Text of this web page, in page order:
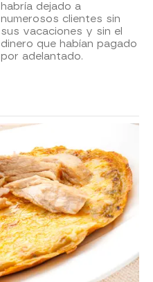
habría dejado a
numerosos clientes sin
sus vacaciones y sin el
dinero que habían pagado
por adelantado.